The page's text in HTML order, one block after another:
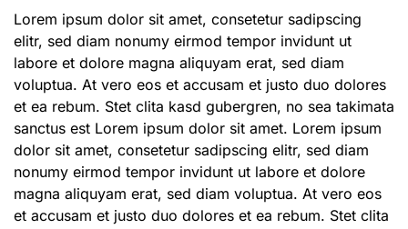
Lorem ipsum dolor sit amet, consetetur sadipscing
elitr, sed diam nonumy eirmod tempor invidunt ut
labore et dolore magna aliquyam erat, sed diam
voluptua. At vero eos et accusam et justo duo dolores
et ea rebum. Stet clita kasd gubergren, no sea takimata
sanctus est Lorem ipsum dolor sit amet. Lorem ipsum
dolor sit amet, consetetur sadipscing elitr, sed diam
nonumy eirmod tempor invidunt ut labore et dolore
magna aliquyam erat, sed diam voluptua. At vero eos
et accusam et justo duo dolores et ea rebum. Stet clita